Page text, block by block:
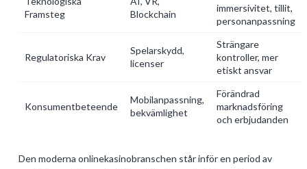
Framsteg
Blockchain
immersivitet, tillit,
personanpassning
Regulatoriska Krav
Spelarskydd,
licenser
Strängare
kontroller, mer
etiskt ansvar
Konsumentbeteende
Mobilanpassning,
bekvämlighet
Förändrad
marknadsföring
och erbjudanden
Den moderna onlinekasinobranschen står inför en period av